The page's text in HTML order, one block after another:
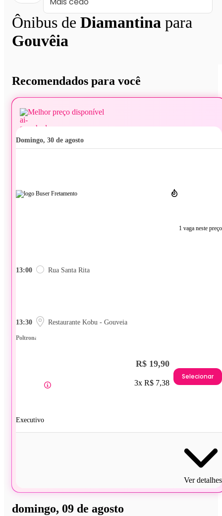
Ônibus de Diamantina para
Gouvêia
Recomendados para você
Melhor preço disponível
domingo, 30 de agosto
1 vaga neste preço
13:00 Rua Santa Rita
13:30 Restaurante Kobu - Gouveia
Poltrona
Executivo
R$ 19,90
3x R$ 7,38
Selecionar
Ver detalhes
domingo, 09 de agosto